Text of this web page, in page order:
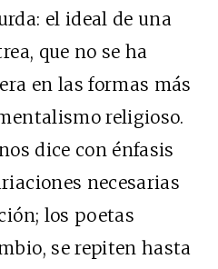
el ideal de una
que no se ha
en las formas más
religioso.
dice con énfasis
necesarias
los poetas
se repiten hasta